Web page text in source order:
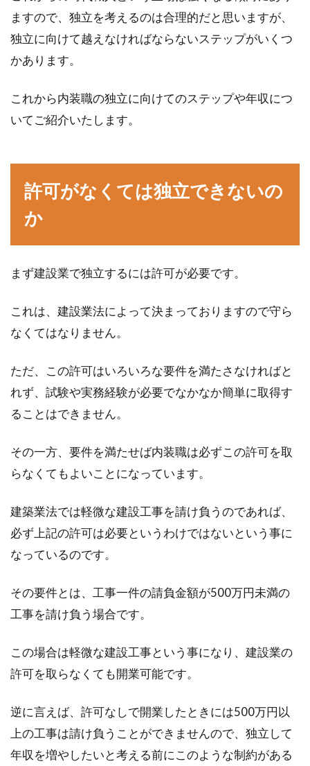
鉄骨造の建物に施される耐火被覆と
これから家を建てることを検討している方のな
かには、「地震や火災にも強い家にしたい」と
セメントとコンクリートの違い！コ
ートですが、一体何が違うのか理解していない
併用住宅の注意点は？
自宅を建てる土地が商店街の中にあったり人通
店舗にした店舗併...
窓やクーラーの隙間から虫が侵
入！？それぞれの対処法は？
す。そんな...
エアコンを底値で買い替えるには？
購入のおすすめ時期を調査
暑い時期になると、一昔前よりも全国的に暑い
日が多くなり、人々の生活にエアコンは欠かせ
ない家電とな...
ますので、独立を考えるのは合理的だと思いますが、
独立に向けて越えなければならないステップがいくつ
かあります。
これから内装職の独立に向けてのステップや年収につ
いてご紹介いたします。
許可がなくては独立できないの
か
まず建設業で独立するには許可が必要です。
これは、建設業法によって決まっておりますので守ら
なくてはなりません。
ただ、この許可はいろいろな要件を満たさなければと
れず、試験や実務経験が必要でなかなか簡単に取得す
ることはできません。
その一方、要件を満たせば内装職は必ずこの許可を取
らなくてもよいことになっています。
建築業法では軽微な建設工事を請け負うのであれば、
必ず上記の許可は必要というわけではないという事に
なっているのです。
その要件とは、工事一件の請負金額が500万円未満の
工事を請け負う場合です。
この場合は軽微な建設工事という事になり、建設業の
許可を取らなくても開業可能です。
逆に言えば、許可なしで開業したときには500万円以
上の工事は請け負うことができませんので、独立して
年収を増やしたいと考える前にこのような制約がある